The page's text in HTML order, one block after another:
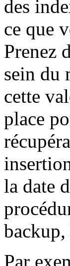
des
ce que
Prenez
sein du
cette
place
la date
Par